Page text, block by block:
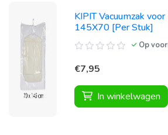
KIPIT Vacuumzak
145X70 [Per Stuk]
Op
€7,95
In winkelwagen